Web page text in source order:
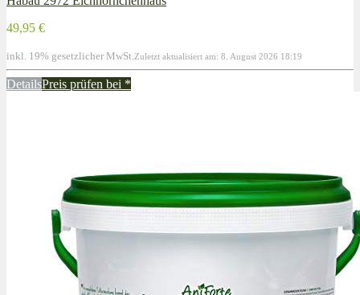
49,95 €
inkl. 19% gesetzlicher MwSt. Zuletzt aktualisiert am: 8. August 2026 18:19
DetailsPreis prüfen bei *